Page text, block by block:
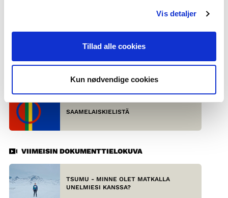
Vis detaljer
Tillad alle cookies
Kun nødvendige cookies
VASTAAVAT
REALISMI ARISTOTELEEN, ZOLAN JA
SAAMELAISKIELISTÄ
VIIMEISIN DOKUMENTTIELOKUVA
TSUMU - MINNE OLET MATKALLA
UNELMIESI KANSSA?